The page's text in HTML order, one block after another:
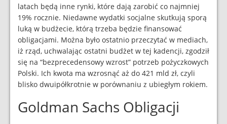
latach będą inne rynki, które dają zarobić co najmniej
19% rocznie. Niedawne wydatki socjalne skutkują sporą
luką w budżecie, którą trzeba będzie finansować
obligacjami. Można było ostatnio przeczytać w mediach,
iż rząd, uchwalając ostatni budżet w tej kadencji, zgodził
się na “bezprecedensowy wzrost” potrzeb pożyczkowych
Polski. Ich kwota ma wzrosnąć aż do 421 mld zł, czyli
blisko dwuipółkrotnie w porównaniu z ubiegłym rokiem.
Goldman Sachs Obligacji